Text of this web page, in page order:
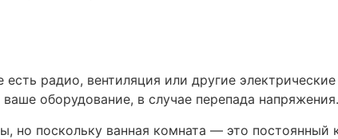
радио, вентиляция или другие
оборудование, в случае перепада напряжения.
но поскольку ванная комната — это